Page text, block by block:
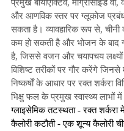
प्रमुख बायोएक्टिव, मोग्रोसाइड
और आणविक स्तर पर ग्लूकोज
सकता है। व्यावहारिक रूप से,
कम हो सकती है और भोजन के बाद
है, जिससे वजन और चयापचय
विशिष्ट तरीकों पर गौर करेंगे जिनसे
निष्कर्षों के आधार पर रक्त शर्करा
भिक्षु फल के प्रमुख स्वास्थ्य लाभों में
ग्लाइसेमिक तटस्थता - रक्त शर्करा में
कैलोरी कटौती - एक शून्य कैलोरी